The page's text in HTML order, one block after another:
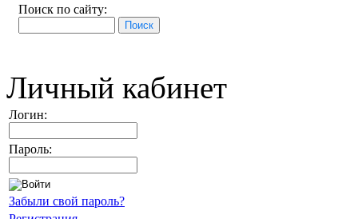
Поиск по сайту:
Личный кабинет
Логин:
Пароль:
Забыли свой пароль?